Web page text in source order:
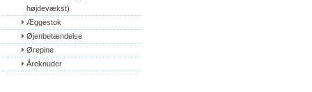
højdevækst)
Æggestok
Øjenbetændelse
Ørepine
Åreknuder